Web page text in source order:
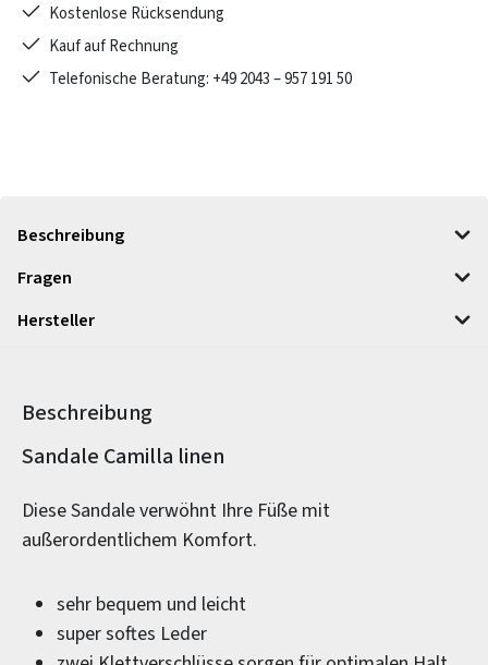
Kostenlose Rücksendung
Kauf auf Rechnung
Telefonische Beratung: +49 2043 – 957 191 50
Beschreibung
Fragen
Hersteller
Beschreibung
Produktinformationen
Sandale Camilla linen
Diese Sandale verwöhnt Ihre Füße mit
außerordentlichem Komfort.
sehr bequem und leicht
super softes Leder